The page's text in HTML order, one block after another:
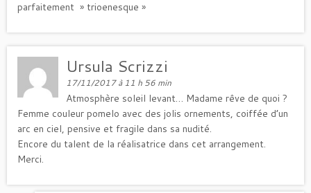
parfaitement » trioenesque »
Ursula Scrizzi
17/11/2017 à 11 h 56 min
Atmosphère soleil levant… Madame rêve de quoi ?
Femme couleur pomelo avec des jolis ornements, coiffée d’un
arc en ciel, pensive et fragile dans sa nudité.
Encore du talent de la réalisatrice dans cet arrangement.
Merci.